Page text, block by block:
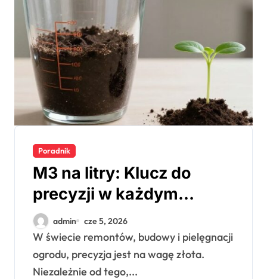
Poradnik
M3 na litry: Klucz do
precyzji w każdym
projekcie domowym i
ogrodowym
admin cze 5, 2026
W świecie remontów, budowy i pielęgnacji
ogrodu, precyzja jest na wagę złota.
Niezależnie od tego,...